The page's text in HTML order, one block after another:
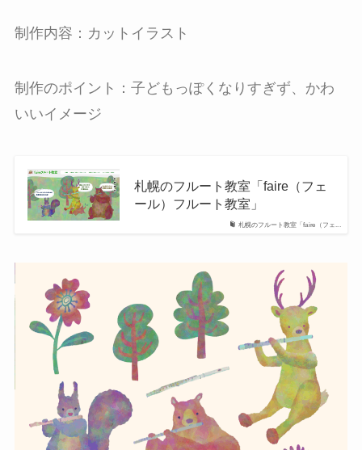
制作内容：カットイラスト
制作のポイント：子どもっぽくなりすぎず、かわ
いいイメージ
札幌のフルート教室「faire（フェ...
札幌のフルート教室「faire（フェ
ール）フルート教室」